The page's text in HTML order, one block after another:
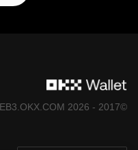
©2017 - 2026 WEB3.OKX.COM